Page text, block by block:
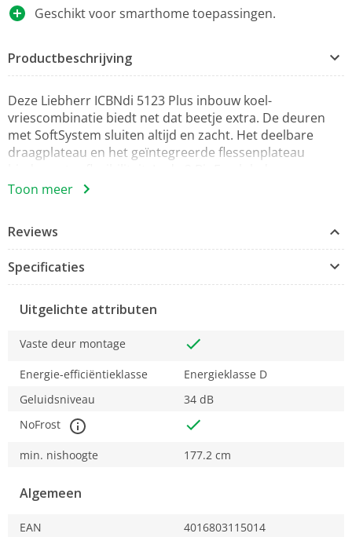
Geschikt voor smarthome toepassingen.
Productbeschrijving
Deze Liebherr ICBNdi 5123 Plus inbouw koel-
vriescombinatie biedt net dat beetje extra. De deuren
met SoftSystem sluiten altijd en zacht. Het deelbare
draagplateau en het geïntegreerde flessenplateau
telescooprails bewaart u groenten en fruit tot 3x langer
nooit te worden ontdooid en biedt plaats aan grote
Toon meer
Reviews
Specificaties
Uitgelichte attributen
Vaste deur montage
Energie-efficiëntieklasse
Energieklasse D
Geluidsniveau
34 dB
NoFrost
min. nishoogte 177.2 cm
Algemeen
EAN 4016803115014